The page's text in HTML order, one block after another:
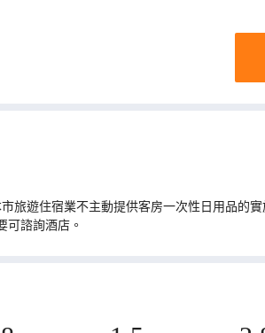
旅遊住宿業不主動提供客房一次性日用品的實
可諮詢酒店。